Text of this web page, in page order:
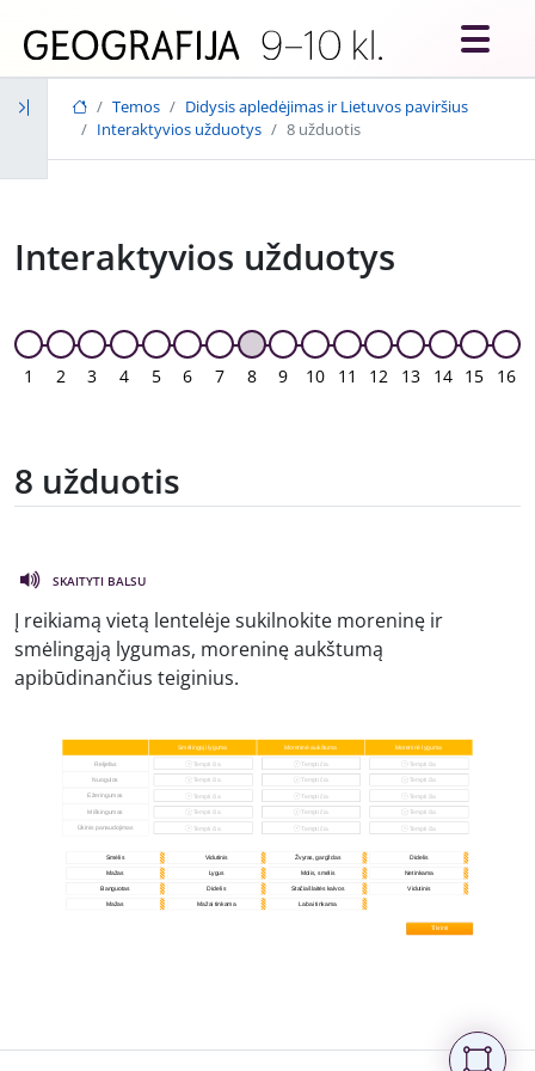
Temos
Didysis apledėjimas ir Lietuvos paviršius
Interaktyvios užduotys
8 užduotis
Interaktyvios užduotys
1 2 3 4 5 6 7 8 9 10 11 12 13 14 15 16
8 užduotis
SKAITYTI BALSU
Į reikiamą vietą lentelėje sukilnokite moreninę ir
smėlingąją lygumas, moreninę aukštumą
apibūdinančius teiginius.